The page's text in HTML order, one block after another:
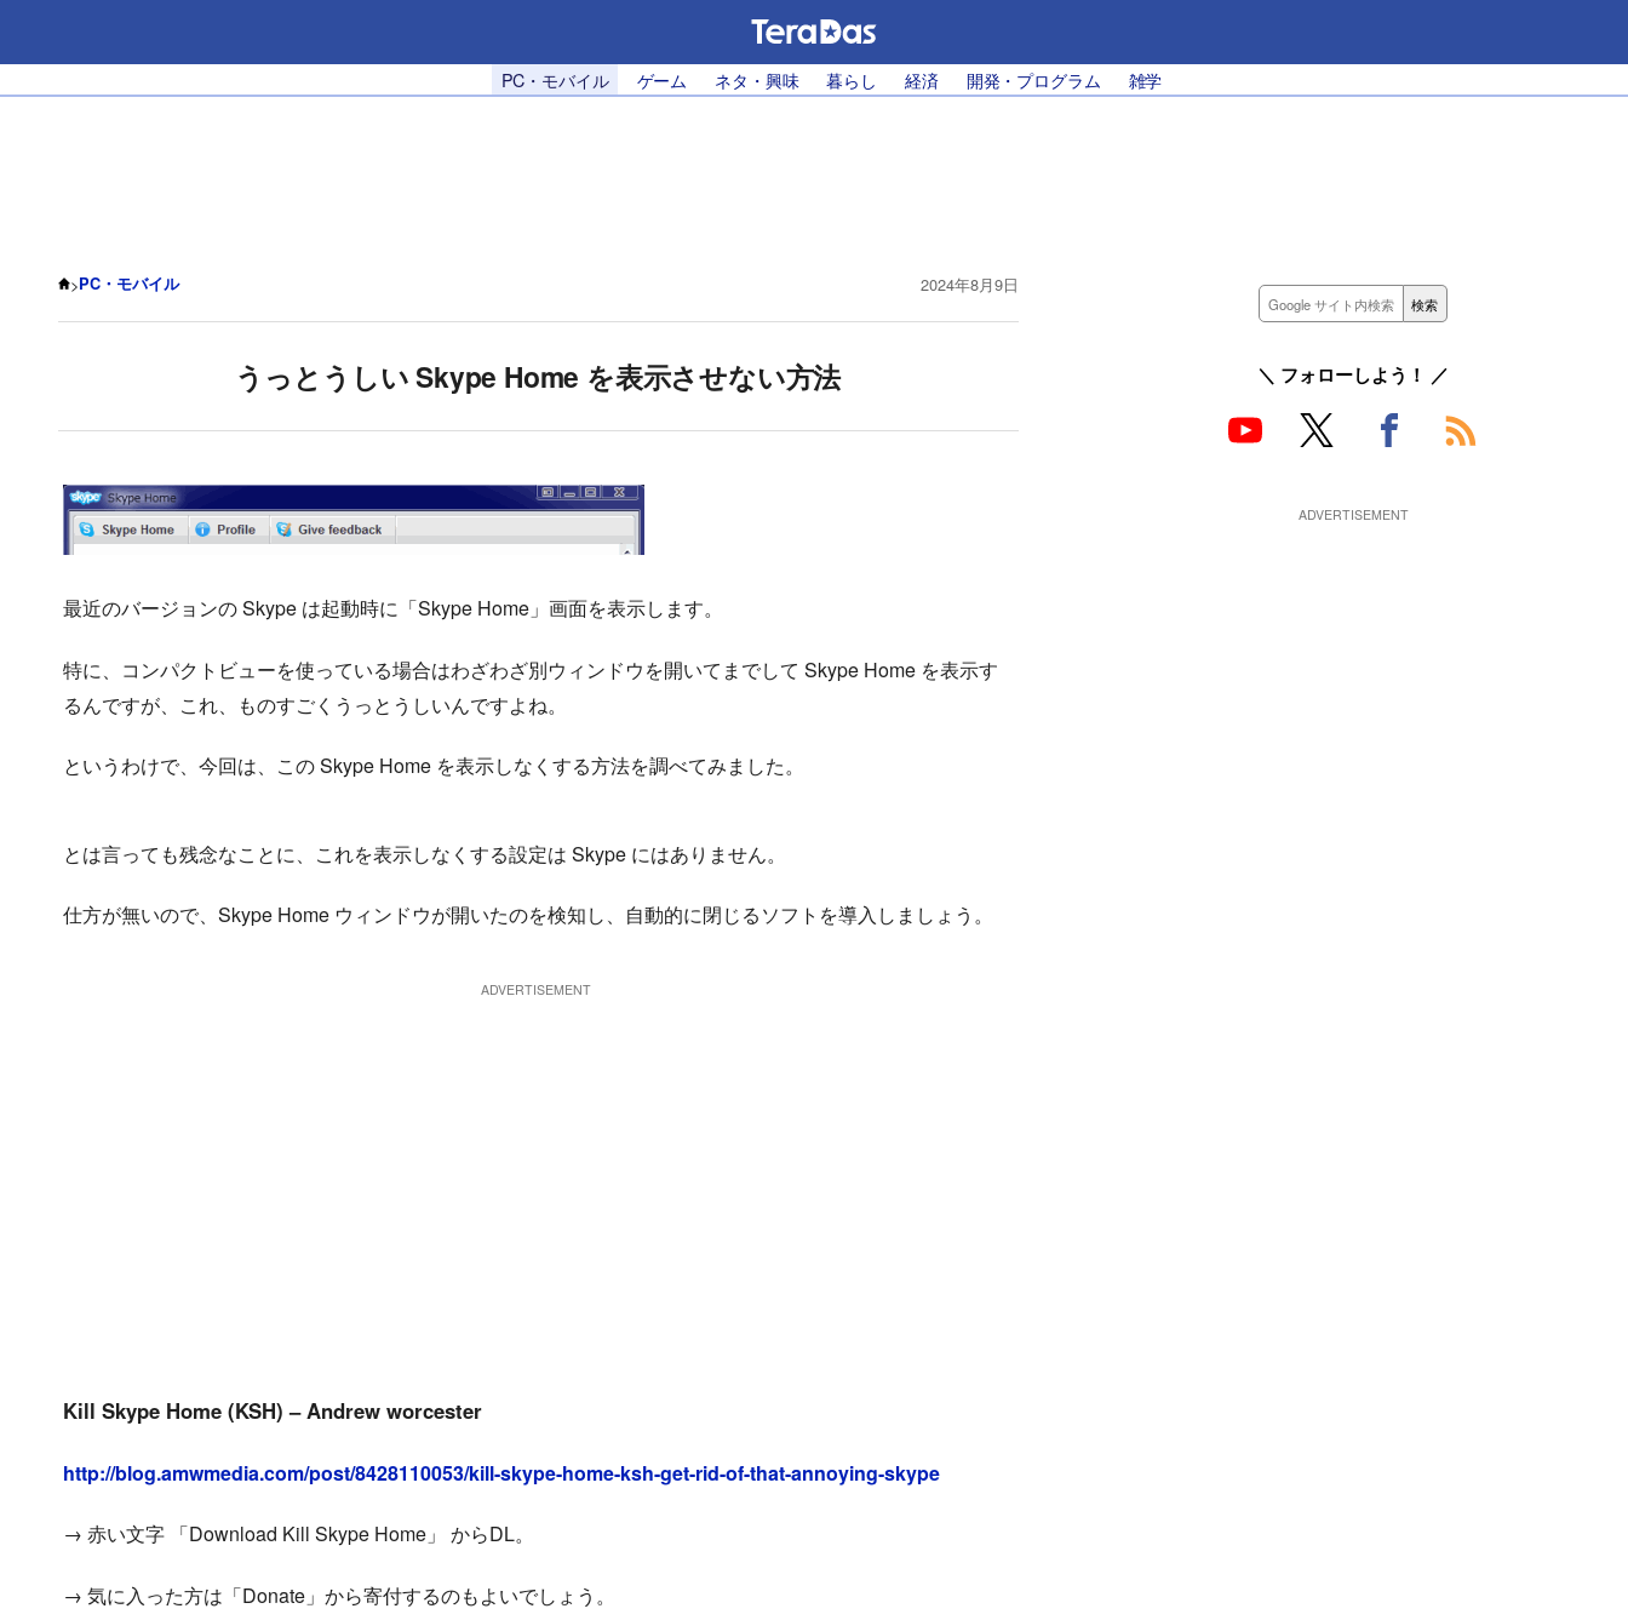
PC・モバイル ゲーム ネタ・興味 暮らし 経済 開発・プログラム 雑学
>PC・モバイル 2024年8月9日
うっとうしい Skype Home を表示させない方法
最近のバージョンの Skype は起動時に「Skype Home」画面を表示します。
特に、コンパクトビューを使っている場合はわざわざ別ウィンドウを開いてまでして Skype Home を表示す
るんですが、これ、ものすごくうっとうしいんですよね。
というわけで、今回は、この Skype Home を表示しなくする方法を調べてみました。
とは言っても残念なことに、これを表示しなくする設定は Skype にはありません。
仕方が無いので、Skype Home ウィンドウが開いたのを検知し、自動的に閉じるソフトを導入しましょう。
Kill Skype Home (KSH) – Andrew worcester
http://blog.amwmedia.com/post/8428110053/kill-skype-home-ksh-get-rid-of-that-annoying-skype
→ 赤い文字 「Download Kill Skype Home」 からDL。
→ 気に入った方は「Donate」から寄付するのもよいでしょう。
＼ フォローしよう！ ／